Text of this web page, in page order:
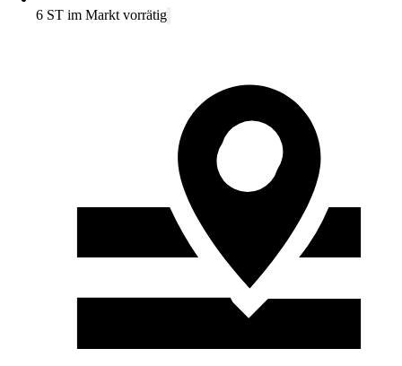
6 ST im Markt vorrätig